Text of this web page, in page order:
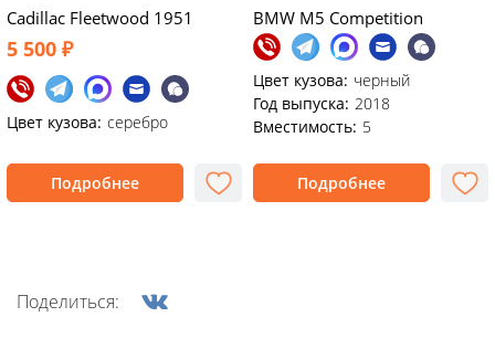
Cadillac Fleetwood 1951
5 500 ₽
Цвет кузова: серебро
Подробнее
BMW M5 Competition
Цвет кузова: черный
Год выпуска: 2018
Вместимость: 5
Подробнее
Поделиться: